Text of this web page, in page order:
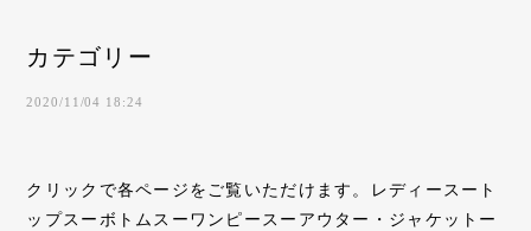
カテゴリー
2020/11/04 18:24
クリックで各ページをご覧いただけます。レディースート
ップスーボトムスーワンピースーアウター・ジャケットー